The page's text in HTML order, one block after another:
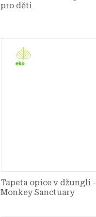
pro děti
Tapeta opice v džungli -
Monkey Sanctuary